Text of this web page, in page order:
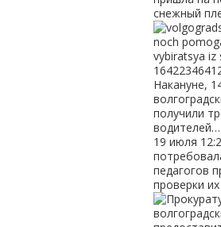
снежный
Накануне,
получили
водителей…
19 июля
педагогов
проверки